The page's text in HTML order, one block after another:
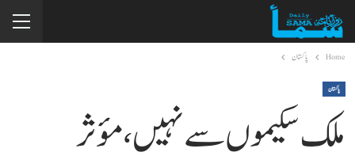
Home پاکستان
پاکستان
ملک سکیموں سے نہیں، مؤثر